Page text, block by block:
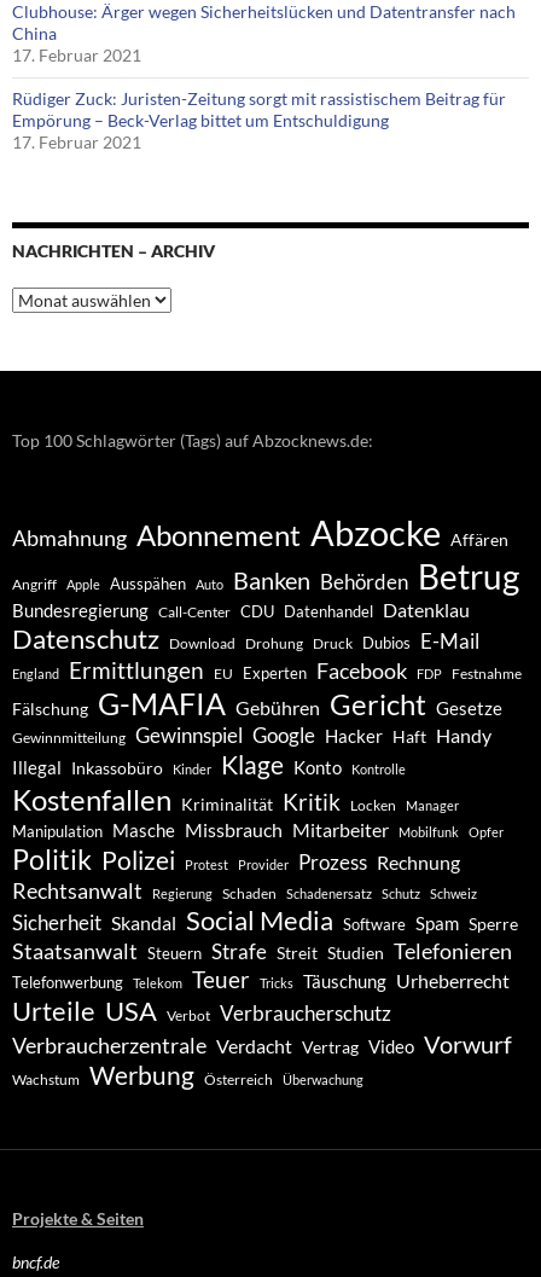
Clubhouse: Ärger wegen Sicherheitslücken und Datentransfer nach
China
17. Februar 2021
Rüdiger Zuck: Juristen-Zeitung sorgt mit rassistischem Beitrag für
Empörung – Beck-Verlag bittet um Entschuldigung
17. Februar 2021
NACHRICHTEN – ARCHIV
Nachrichten
–
Top 100 Schlagwörter (Tags) auf Abzocknews.de:
Abmahnung Abonnement Abzocke Affären
Angriff Apple Ausspähen Auto Banken Behörden Betrug
Bundesregierung Call-Center CDU Datenhandel Datenklau
Datenschutz Download Drohung Druck Dubios E-Mail
England Ermittlungen EU Experten Facebook FDP Festnahme
Fälschung G-MAFIA Gebühren Gericht Gesetze
Gewinnmitteilung Gewinnspiel Google Hacker Haft Handy
Illegal Inkassobüro Kinder Klage Konto Kontrolle
Kostenfallen Kriminalität Kritik Locken Manager
Manipulation Masche Missbrauch Mitarbeiter Mobilfunk Opfer
Politik Polizei Protest Provider Prozess Rechnung
Rechtsanwalt Regierung Schaden Schadenersatz Schutz Schweiz
Sicherheit Skandal Social Media Software Spam Sperre
Staatsanwalt Steuern Strafe Streit Studien Telefonieren
Telefonwerbung Telekom Teuer Tricks Täuschung Urheberrecht
Urteile USA Verbot Verbraucherschutz
Verbraucherzentrale Verdacht Vertrag Video Vorwurf
Wachstum Werbung Österreich Überwachung
Projekte & Seiten
bncf.de